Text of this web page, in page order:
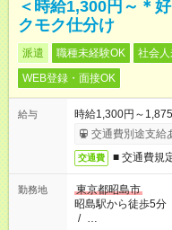
＜時給1,300円～＊
クモク仕分け
派遣 職種未経験OK 社会
WEB登録・面接OK
給与
時給1,300円～
交通費別途支給
交通費 ■ 交通費規
勤務地
東京都昭島市
昭島駅から徒歩5分
/ …